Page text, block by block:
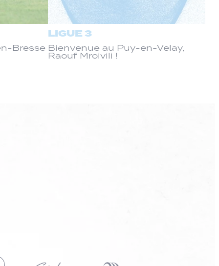
Bresse
LIGUE 3
Bienvenue au Puy-en-Velay,
Raouf Mroivili !